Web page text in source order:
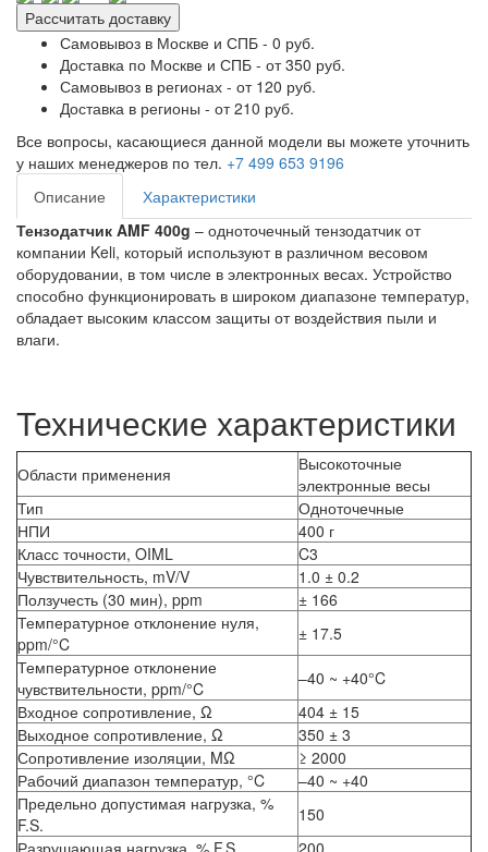
Рассчитать доставку
Самовывоз в Москве и СПБ - 0 руб.
Доставка по Москве и СПБ - от 350 руб.
Самовывоз в регионах - от 120 руб.
Доставка в регионы - от 210 руб.
Все вопросы, касающиеся данной модели вы можете уточнить
у наших менеджеров по тел. +7 499 653 9196
Описание
Характеристики
Тензодатчик AMF 400g – одноточечный тензодатчик от
компании Keli, который используют в различном весовом
оборудовании, в том числе в электронных весах. Устройство
способно функционировать в широком диапазоне температур,
обладает высоким классом защиты от воздействия пыли и
влаги.
Технические характеристики
Области применения
Высокоточные
электронные весы
Тип
Одноточечные
НПИ
400 г
Класс точности, OIML
C3
Чувствительность, mV/V
1.0 ± 0.2
Ползучесть (30 мин), ppm
± 166
Температурное отклонение нуля,
ppm/°C
± 17.5
Температурное отклонение
чувствительности, ppm/°C
–40 ~ +40°C
Входное сопротивление, Ω
404 ± 15
Выходное сопротивление, Ω
350 ± 3
Сопротивление изоляции, MΩ
≥ 2000
Рабочий диапазон температур, °C
–40 ~ +40
Предельно допустимая нагрузка, %
F.S.
150